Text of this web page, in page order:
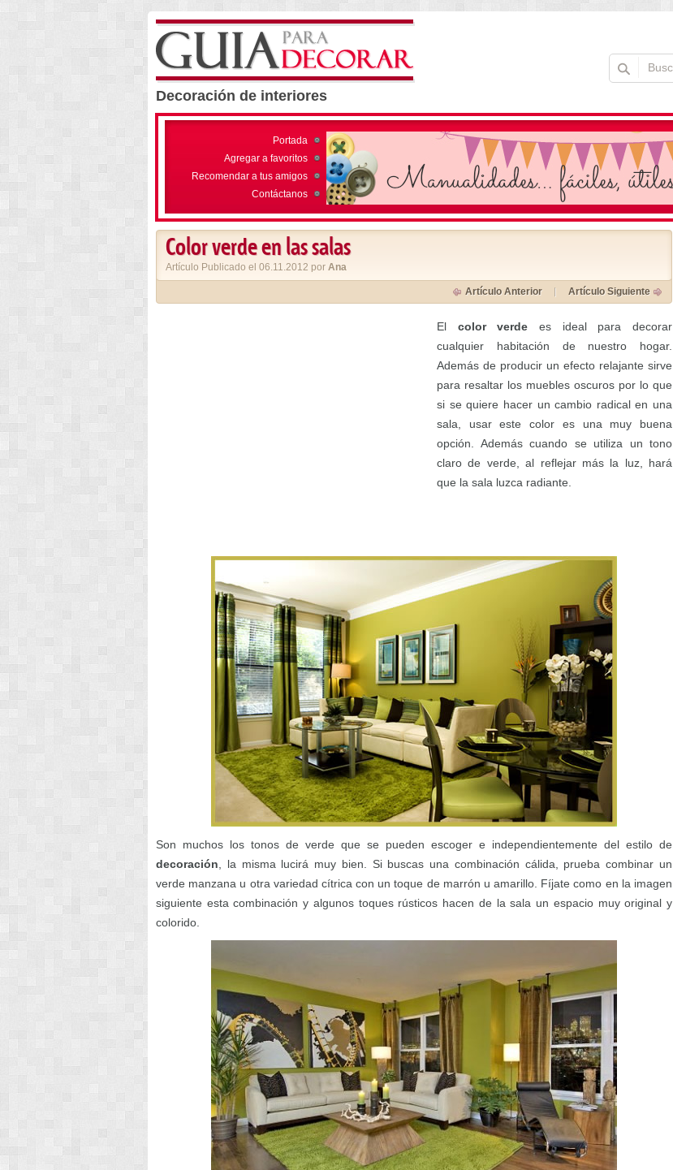
Decoración de interiores
Portada
Agregar a favoritos
Recomendar a tus amigos
Contáctanos
Color verde en las salas
Artículo Publicado el 06.11.2012 por Ana
Artículo Anterior Artículo Siguiente
El color verde es ideal para decorar
cualquier habitación de nuestro hogar.
Además de producir un efecto relajante sirve
para resaltar los muebles oscuros por lo que
si se quiere hacer un cambio radical en una
sala, usar este color es una muy buena
opción. Además cuando se utiliza un tono
claro de verde, al reflejar más la luz, hará
que la sala luzca radiante.
Son muchos los tonos de verde que se pueden escoger e independientemente del estilo de
decoración , la misma lucirá muy bien. Si buscas una combinación cálida, prueba combinar un
verde manzana u otra variedad cítrica con un toque de marrón u amarillo. Fíjate como en la imagen
siguiente esta combinación y algunos toques rústicos hacen de la sala un espacio muy original y
colorido.